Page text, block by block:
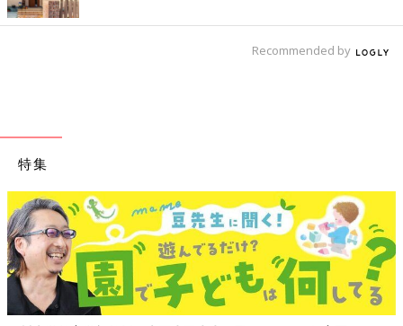
Recommended by
特集
【親子
かけガ